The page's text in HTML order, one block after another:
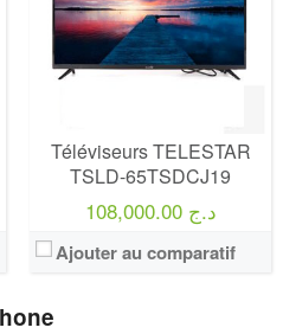
Téléviseurs TELESTAR
TSLD-65TSDCJ19
108,000.00 د.ج
Ajouter au comparatif